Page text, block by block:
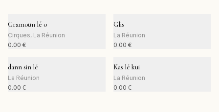
Gramoun lé o
Cirques, La Réunion
0.00 €
Glis
La Réunion
0.00 €
dann sin lé
La Réunion
0.00 €
Kas lé kui
La Réunion
0.00 €